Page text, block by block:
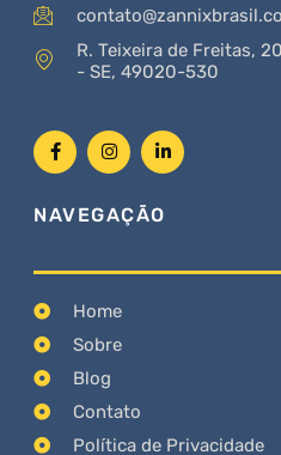
R. Teixeira de Freitas,
- SE, 49020-530
NAVEGAÇÃO
Home
Sobre
Blog
Contato
Política de Privacidade